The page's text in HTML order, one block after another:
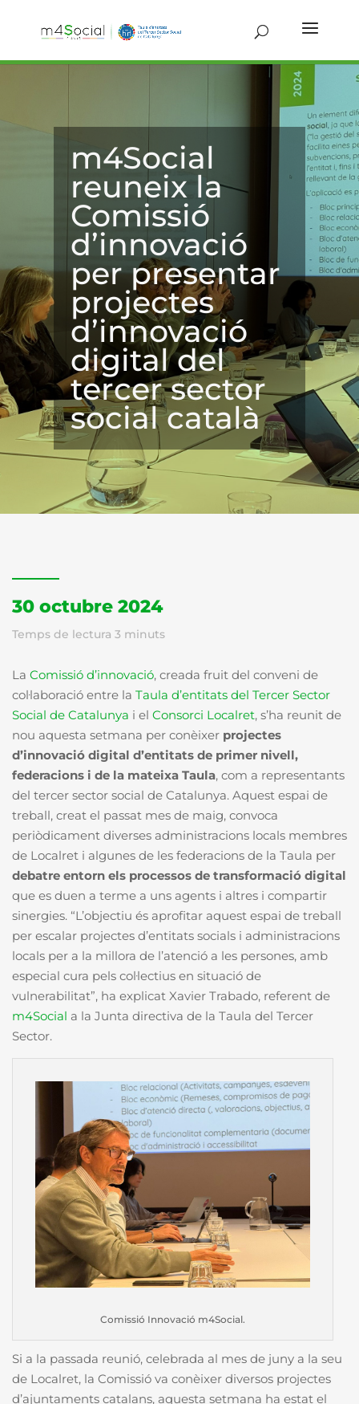
m4Social
reuneix la
Comissió
d’innovació
per presentar
projectes
d’innovació
digital del
tercer sector
social català
30 octubre 2024
Temps de lectura 3 minuts
La Comissió d’innovació, creada fruit del conveni de
col·laboració entre la Taula d’entitats del Tercer Sector
Social de Catalunya i el Consorci Localret, s’ha reunit de
nou aquesta setmana per conèixer projectes
d’innovació digital d’entitats de primer nivell,
federacions i de la mateixa Taula, com a representants
del tercer sector social de Catalunya. Aquest espai de
treball, creat el passat mes de maig, convoca
periòdicament diverses administracions locals membres
de Localret i algunes de les federacions de la Taula per
debatre entorn els processos de transformació digital
que es duen a terme a uns agents i altres i compartir
sinergies. “L’objectiu és aprofitar aquest espai de treball
per escalar projectes d’entitats socials i administracions
locals per a la millora de l’atenció a les persones, amb
especial cura pels col·lectius en situació de
vulnerabilitat”, ha explicat Xavier Trabado, referent de
m4Social a la Junta directiva de la Taula del Tercer
Sector.
Comissió Innovació m4Social.
Si a la passada reunió, celebrada al mes de juny a la seu
de Localret, la Comissió va conèixer diversos projectes
d’ajuntaments catalans, aquesta setmana ha estat el